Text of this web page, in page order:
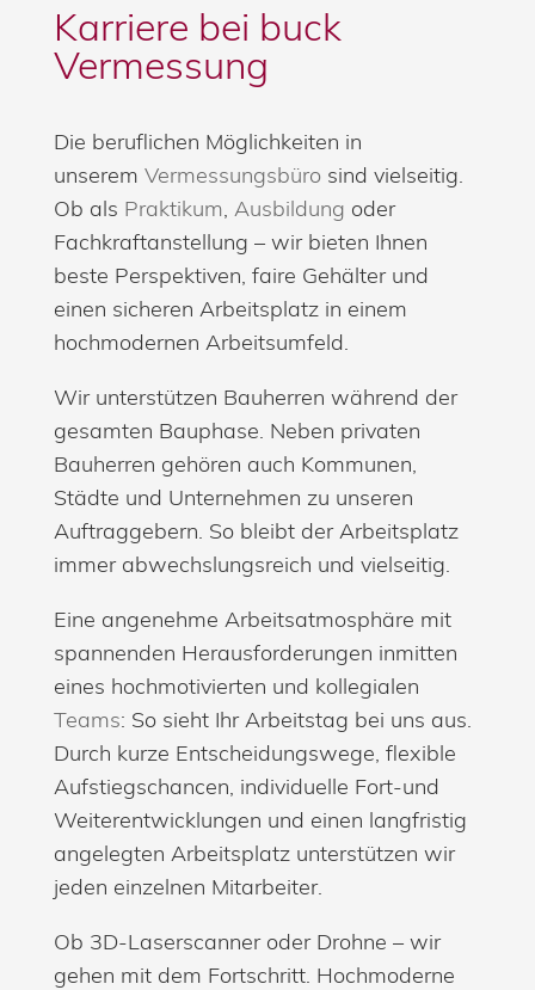
Karriere bei buck
Vermessung
Die beruflichen Möglichkeiten in
unserem Vermessungsbürosind vielseitig.
Ob als Praktikum, Ausbildung oder
Fachkraftanstellung – wir bieten Ihnen
beste Perspektiven, faire Gehälter und
einen sicheren Arbeitsplatz in einem
hochmodernen Arbeitsumfeld.
Wir unterstützen Bauherren während der
gesamten Bauphase. Neben privaten
Bauherren gehören auch Kommunen,
Städte und Unternehmen zu unseren
Auftraggebern. So bleibt der Arbeitsplatz
immer abwechslungsreich und vielseitig.
Eine angenehme Arbeitsatmosphäre mit
spannenden Herausforderungen inmitten
eines hochmotivierten und kollegialen
Teams: So sieht Ihr Arbeitstag bei uns aus.
Durch kurze Entscheidungswege, flexible
Aufstiegschancen, individuelle Fort-und
Weiterentwicklungen und einen langfristig
angelegten Arbeitsplatz unterstützen wir
jeden einzelnen Mitarbeiter.
Ob 3D-Laserscanner oder Drohne – wir
gehen mit dem Fortschritt. Hochmoderne